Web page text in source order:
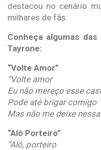
destacou no cenário
milhares de fãs.
Conheça algumas
Tayrone:
“Volte Amor”
“Volte amor
Eu não mereço esse
Pode até brigar comigo
Mas não me deixe
“Alô Porteiro”
“Alô, porteiro